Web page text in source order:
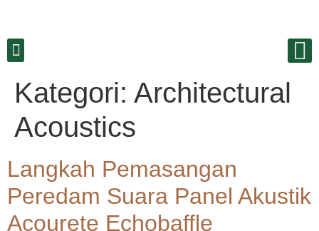
Kategori: Architectural
Acoustics
Langkah Pemasangan
Peredam Suara Panel Akustik
Acourete Echobaffle